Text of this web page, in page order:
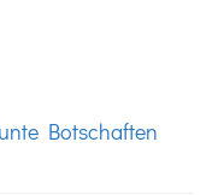
Botschaften